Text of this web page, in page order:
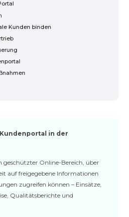
Kunden binden
in der
geschützter Online-Bereich, über
auf freigegebene Informationen
zugreifen können – Einsätze,
Qualitätsberichte und